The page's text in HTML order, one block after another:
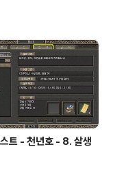
19
초
다.
트 - 천년호 - 8. 살생